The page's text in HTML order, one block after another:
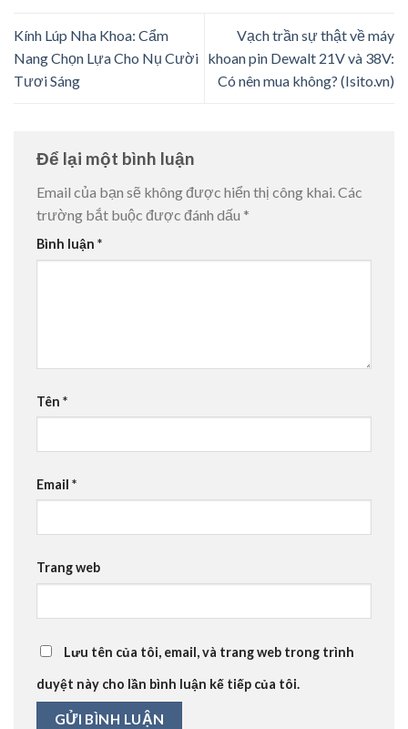
Kính Lúp Nha Khoa: Cẩm
Nang Chọn Lựa Cho Nụ Cười
Tươi Sáng
Vạch trần sự thật về máy
khoan pin Dewalt 21V và 38V:
Có nên mua không? (Isito.vn)
Để lại một bình luận
Email của bạn sẽ không được hiển thị công khai.Các
trường bắt buộc được đánh dấu *
Bình luận *
Tên *
Email *
Trang web
Lưu tên của tôi, email, và trang web trong trình
duyệt này cho lần bình luận kế tiếp của tôi.